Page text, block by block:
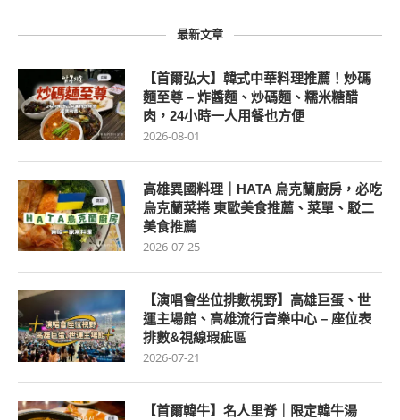
最新文章
【首爾弘大】韓式中華料理推薦！炒碼
麵至尊 – 炸醬麵、炒碼麵、糯米糖醋
肉，24小時一人用餐也方便
2026-08-01
高雄異國料理｜HATA 烏克蘭廚房，必吃
烏克蘭菜捲 東歐美食推薦、菜單、駁二
美食推薦
2026-07-25
【演唱會坐位排數視野】高雄巨蛋、世
運主場館、高雄流行音樂中心 – 座位表
排數&視線瑕疵區
2026-07-21
【首爾韓牛】名人里脊｜限定韓牛湯